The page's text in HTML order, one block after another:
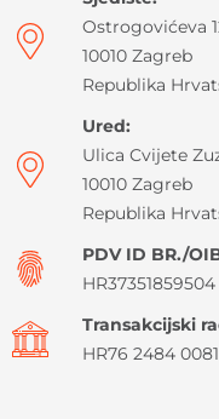
Ostrogovićeva
10010 Zagreb
Republika
Ured:
Ulica Cvijete
10010 Zagreb
Republika
PDV ID BR./
HR37351859504
Transakcijski
HR76 2484 0081